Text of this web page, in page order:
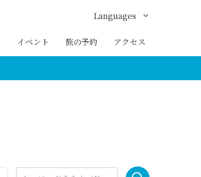
イベント 旅の予約 アクセス
Languages
English